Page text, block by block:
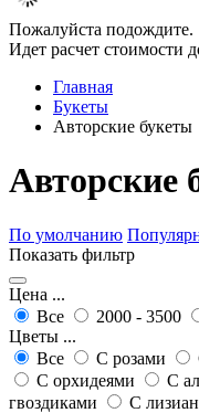
Пожалуйста подождите.
Идет расчет стоимости
Главная
Букеты
Авторские букеты
Авторские
По умолчанию
Показать фильтр
Цена ...
Все
2000 - 3500
Цветы ...
Все
С розами
С орхидеями
С
гвоздиками
С